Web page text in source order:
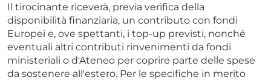
Il tirocinante riceverà, previa verifica della
disponibilità finanziaria, un contributo con fondi
Europei e, ove spettanti, i top-up previsti, nonché
eventuali altri contributi rinvenimenti da fondi
ministeriali o d'Ateneo per coprire parte delle spese
da sostenere all'estero. Per le specifiche in merito